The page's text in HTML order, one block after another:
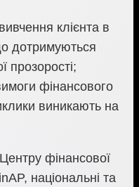
клієнта в
дотримуються
прозорості;
фінансового
виникають на
фінансової
національні та